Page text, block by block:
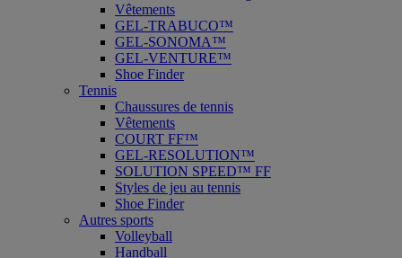
Vêtements
GEL-TRABUCO™
GEL-SONOMA™
GEL-VENTURE™
Shoe Finder
Tennis
Chaussures de tennis
Vêtements
COURT FF™
GEL-RESOLUTION™
SOLUTION SPEED™ FF
Styles de jeu au tennis
Shoe Finder
Autres sports
Volleyball
Handball